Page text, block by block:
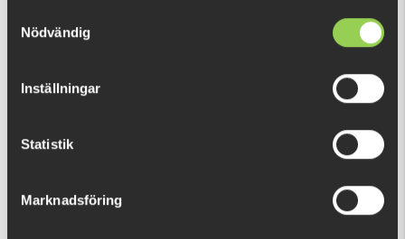
Nödvändig
Inställningar
Statistik
Marknadsföring
Team Galant Abborrekit -